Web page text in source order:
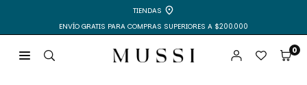
al
contenido
TIENDAS
ENVÍO GRATIS PARA COMPRAS SUPERIORES A $200.000
MUSSI
0